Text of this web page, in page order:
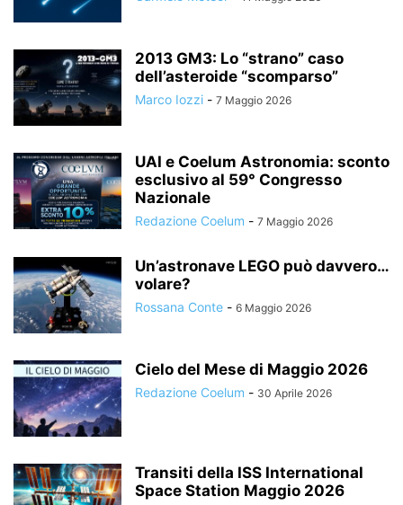
2013 GM3: Lo “strano” caso
dell’asteroide “scomparso”
Marco Iozzi - 7 Maggio 2026
UAI e Coelum Astronomia: sconto
esclusivo al 59° Congresso
Nazionale
Redazione Coelum - 7 Maggio 2026
Un’astronave LEGO può davvero…
volare?
Rossana Conte - 6 Maggio 2026
Cielo del Mese di Maggio 2026
Redazione Coelum - 30 Aprile 2026
Transiti della ISS International
Space Station Maggio 2026